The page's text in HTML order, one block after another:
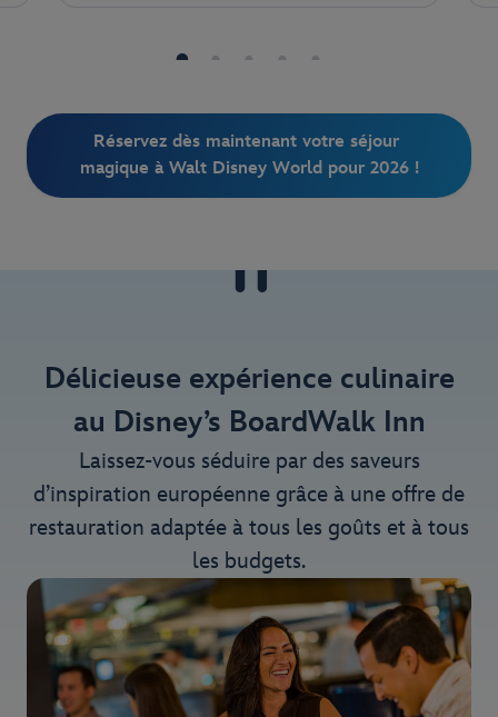
Réservez dès maintenant votre séjour
magique à Walt Disney World pour 2026 !
Délicieuse expérience culinaire
au Disney’s BoardWalk Inn
Laissez-vous séduire par des saveurs
d’inspiration européenne grâce à une offre de
restauration adaptée à tous les goûts et à tous
les budgets.